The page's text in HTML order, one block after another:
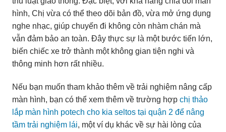
hình, Chị vừa có thể theo dõi bản đồ, vừa mở ứng dụng
nghe nhạc, giúp chuyến đi không còn nhàm chán mà
vẫn đảm bảo an toàn. Đây thực sự là một bước tiến lớn,
biến chiếc xe trở thành một không gian tiện nghi và
thông minh hơn rất nhiều.
Nếu bạn muốn tham khảo thêm về trải nghiệm nâng cấp
màn hình, bạn có thể xem thêm về trường hợp chị thảo
lắp màn hình potech cho kia seltos tại quận 2 để nâng
tầm trải nghiệm lái, một ví dụ khác về sự hài lòng của